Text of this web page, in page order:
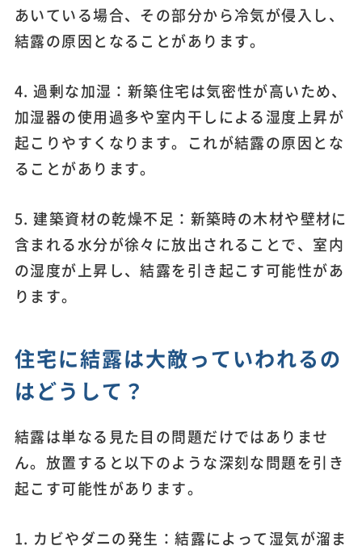
あいている場合、その部分から冷気が侵入し、
結露の原因となることがあります。
4. 過剰な加湿：新築住宅は気密性が高いため、
加湿器の使用過多や室内干しによる湿度上昇が
起こりやすくなります。これが結露の原因とな
ることがあります。
5. 建築資材の乾燥不足：新築時の木材や壁材に
含まれる水分が徐々に放出されることで、室内
の湿度が上昇し、結露を引き起こす可能性があ
ります。
住宅に結露は大敵っていわれるの
はどうして？
結露は単なる見た目の問題だけではありませ
ん。放置すると以下のような深刻な問題を引き
起こす可能性があります。
1. カビやダニの発生：結露によって湿気が溜ま